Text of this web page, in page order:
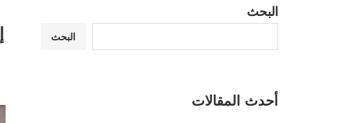
البحث
البحث
أحدث المقالات